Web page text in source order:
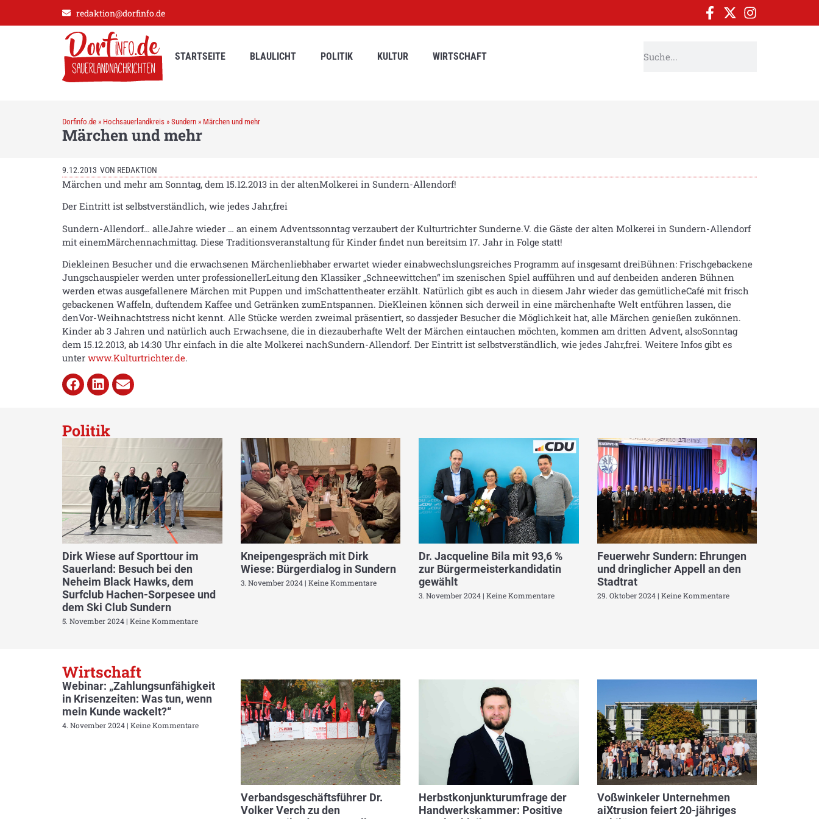
redaktion@dorfinfo.de
STARTSEITE BLAULICHT POLITIK KULTUR WIRTSCHAFT
Dorfinfo.de » Hochsauerlandkreis » Sundern » Märchen und mehr
Märchen und mehr
9.12.2013 VON REDAKTION
Märchen und mehr am Sonntag, dem 15.12.2013 in der altenMolkerei in Sundern-Allendorf!
Der Eintritt ist selbstverständlich, wie jedes Jahr,frei
Sundern-Allendorf… alleJahre wieder … an einem Adventssonntag verzaubert der Kulturtrichter Sunderne.V. die Gäste der alten Molkerei in Sundern-Allendorf
mit einemMärchennachmittag. Diese Traditionsveranstaltung für Kinder findet nun bereitsim 17. Jahr in Folge statt!
Diekleinen Besucher und die erwachsenen Märchenliebhaber erwartet wieder einabwechslungsreiches Programm auf insgesamt dreiBühnen: Frischgebackene
Jungschauspieler werden unter professionellerLeitung den Klassiker „Schneewittchen“ im szenischen Spiel aufführen und auf denbeiden anderen Bühnen
werden etwas ausgefallenere Märchen mit Puppen und imSchattentheater erzählt. Natürlich gibt es auch in diesem Jahr wieder das gemütlicheCafé mit frisch
gebackenen Waffeln, duftendem Kaffee und Getränken zumEntspannen. DieKleinen können sich derweil in eine märchenhafte Welt entführen lassen, die
denVor-Weihnachtstress nicht kennt. Alle Stücke werden zweimal präsentiert, so dassjeder Besucher die Möglichkeit hat, alle Märchen genießen zukönnen.
Kinder ab 3 Jahren und natürlich auch Erwachsene, die in diezauberhafte Welt der Märchen eintauchen möchten, kommen am dritten Advent, alsoSonntag
dem 15.12.2013, ab 14:30 Uhr einfach in die alte Molkerei nachSundern-Allendorf. Der Eintritt ist selbstverständlich, wie jedes Jahr,frei. Weitere Infos gibt es
unter www.Kulturtrichter.de.
Politik
Dirk Wiese auf Sporttour im
Sauerland: Besuch bei den
Neheim Black Hawks, dem
Surfclub Hachen-Sorpesee und
dem Ski Club Sundern
5. November 2024 Keine Kommentare
Kneipengespräch mit Dirk
Wiese: Bürgerdialog in Sundern
3. November 2024 Keine Kommentare
Dr. Jacqueline Bila mit 93,6 %
zur Bürgermeisterkandidatin
gewählt
3. November 2024 Keine Kommentare
Feuerwehr Sundern: Ehrungen
und dringlicher Appell an den
Stadtrat
29. Oktober 2024 Keine Kommentare
Wirtschaft
Webinar: „Zahlungsunfähigkeit
in Krisenzeiten: Was tun, wenn
mein Kunde wackelt?“
4. November 2024 Keine Kommentare
Verbandsgeschäftsführer Dr.
Volker Verch zu den
Herbstkonjunkturumfrage der
Handwerkskammer: Positive
Voßwinkeler Unternehmen
aiXtrusion feiert 20-jähriges